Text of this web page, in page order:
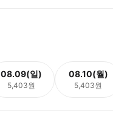
08.09(일)
5,403원
08.10(월)
5,403원